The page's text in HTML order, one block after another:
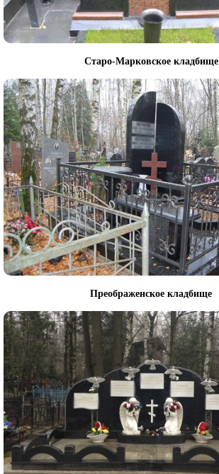
Старо-Марковское кладбище
Преображенское кладбище